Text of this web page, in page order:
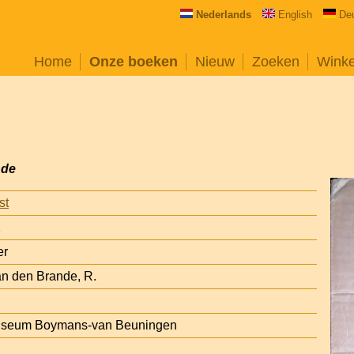
Nederlands English
Home Onze boeken Nieuw Zoeken
den Brande, R.
Boymans-van Beuningen